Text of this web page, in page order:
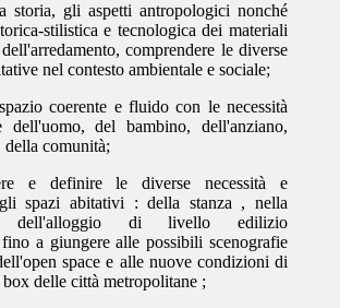
storia, gli aspetti antropologici nonché
stilistica e tecnologica dei materiali
comprendere le diverse
nel contesto ambientale e sociale;
coerente e fluido con le necessità
dell'uomo, del bambino, dell'anziano,
comunità;
e definire le diverse necessità e
spazi abitativi : della stanza , nella
dell'alloggio di livello edilizio
a giungere alle possibili scenografie
space e alle nuove condizioni di
delle città metropolitane ;